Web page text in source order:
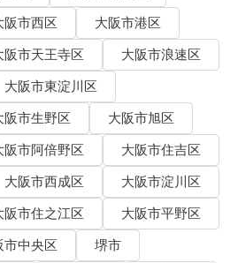
阪市西区
大阪市港区
阪市天王寺区
大阪市浪速区
大阪市東淀川区
阪市生野区
大阪市旭区
阪市阿倍野区
大阪市住吉区
大阪市西成区
大阪市淀川区
阪市住之江区
大阪市平野区
市中央区
堺市